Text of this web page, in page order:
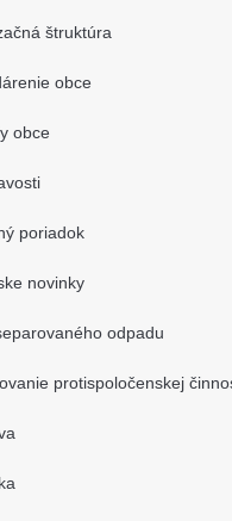
štruktúra
obce
obce
poriadok
novinky
odpadu
protispoločenskej